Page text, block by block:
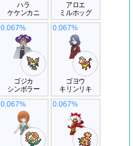
ハラ
ケケンカニ
アロエ
ミルホッグ
ゴジカ
シンボラー
0.067%
ゴヨウ
キリンリキ
0.067%
0.067% 0.067%